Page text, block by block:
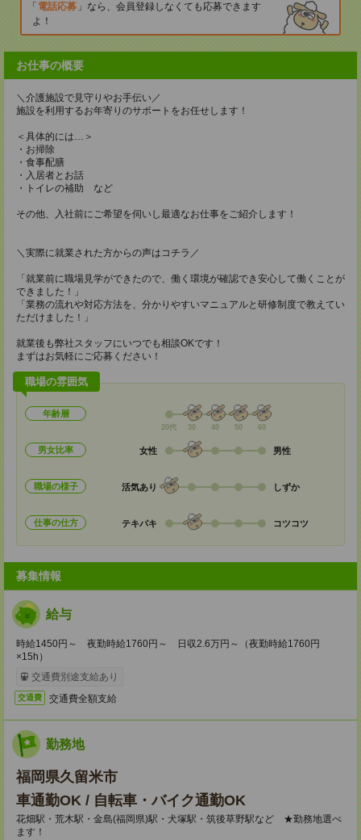
電話応募
なら、会員登録しなくても応募できます
よ！
お仕事の概要
＼介護施設で見守りやお手伝い／
施設を利用するお年寄りのサポートをお任せします！
＜具体的には…＞
・お掃除
・食事配膳
・入居者とお話
・トイレの補助 など
その他、入社前にご希望を伺いし最適なお仕事をご紹介します！
＼実際に就業された方からの声はコチラ／
「就業前に職場見学ができたので、働く環境が確認でき安心して働くことが
できました！」
「業務の流れや対応方法を、分かりやすいマニュアルと研修制度で教えてい
ただけました！」
就業後も弊社スタッフにいつでも相談OKです！
まずはお気軽にご応募ください！
職場の雰囲気
年齢層
20代 30 40 50 60
男女比率 女性 男性
職場の様子 活気あり しずか
仕事の仕方 テキパキ コツコツ
募集情報
給与
時給1450円～ 夜勤時給1760円～ 日収2.6万円～（夜勤時給1760円
×15h）
交通費別途支給あり
交通費 交通費全額支給
勤務地
福岡県久留米市
車通勤OK / 自転車・バイク通勤OK
花畑駅・荒木駅・金島(福岡県)駅・犬塚駅・筑後草野駅など ★勤務地選べ
ます！